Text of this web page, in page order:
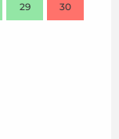
29 30